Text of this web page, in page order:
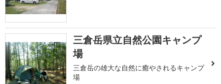
三倉岳県立自然公園キャンプ
場
三倉岳の雄大な自然に癒やされるキャンプ
場